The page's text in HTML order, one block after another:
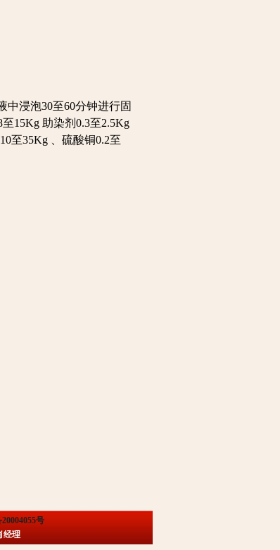
浸泡30至60分钟进行固
15Kg 助染剂0.3至2.5Kg
至35Kg 、硫酸铜0.2至
号
经理